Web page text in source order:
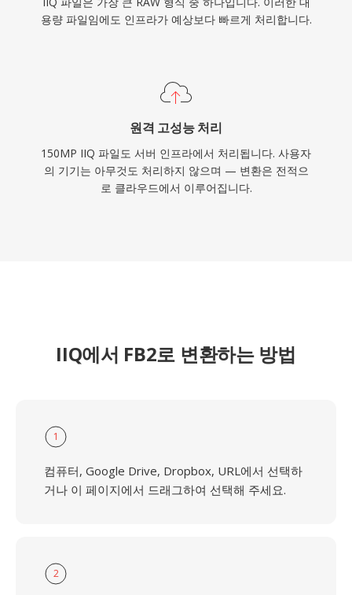
용량 파일임에도 인프라가 예상보다 빠르게 처리합니다.
원격 고성능 처리
150MP IIQ 파일도 서버 인프라에서 처리됩니다. 사용자
의 기기는 아무것도 처리하지 않으며 — 변환은 전적으
로 클라우드에서 이루어집니다.
IIQ에서 FB2로 변환하는 방법
1
컴퓨터, Google Drive, Dropbox, URL에서 선택하
거나 이 페이지에서 드래그하여 선택해 주세요.
2